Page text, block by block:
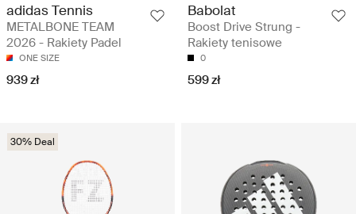
adidas Tennis
METALBONE TEAM
2026 - Rakiety Padel
ONE SIZE
939 zł
Babolat
Boost Drive Strung -
Rakiety tenisowe
0
599 zł
30% Deal